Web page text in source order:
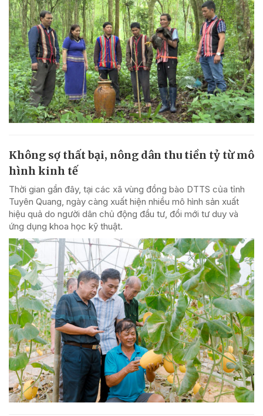
Không sợ thất bại, nông dân thu tiền tỷ từ mô
hình kinh tế
Thời gian gần đây, tại các xã vùng đồng bào DTTS của tỉnh
Tuyên Quang, ngày càng xuất hiện nhiều mô hình sản xuất
hiệu quả do người dân chủ động đầu tư, đổi mới tư duy và
ứng dụng khoa học kỹ thuật.